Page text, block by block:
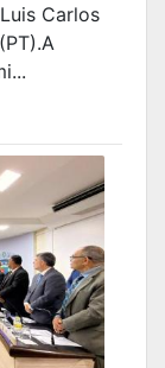
Luis Carlos